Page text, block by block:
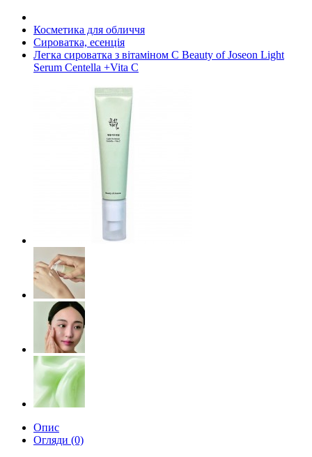
Косметика для обличчя
Сироватка, есенція
Легка сироватка з вітаміном С Beauty of Joseon Light
Serum Centella +Vita C
Опис
Огляди (0)